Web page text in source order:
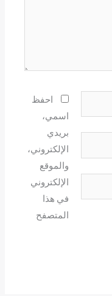
احفظ
اسمي،
بريدي
الإلكتروني،
والموقع
الإلكتروني
في هذا
المتصفح